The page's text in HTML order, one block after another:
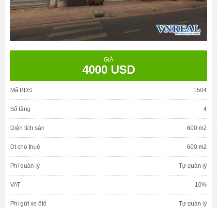
GIÁ
4000 USD
Mã BĐS 1504
Số tầng 4
Diện tích sàn 600 m2
Dt cho thuê 600 m2
Phí quản lý Tự quản lý
VAT 10%
Phí gửi xe ôtô Tự quản lý